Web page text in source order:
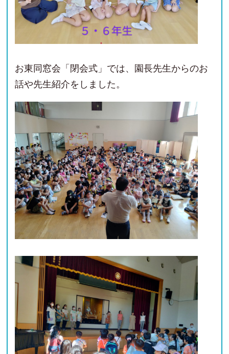
お東同窓会「閉会式」では、園長先生からのお
話や先生紹介をしました。